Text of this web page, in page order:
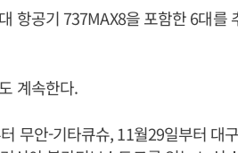
항공기 737MAX8을 포함한 6대를
계속한다.
무안-기타큐슈, 11월29일부터 대